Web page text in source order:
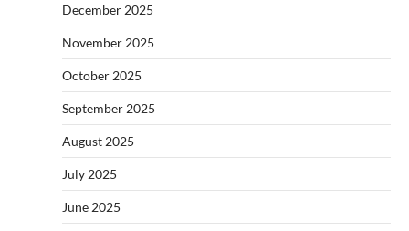
December 2025
November 2025
October 2025
September 2025
August 2025
July 2025
June 2025